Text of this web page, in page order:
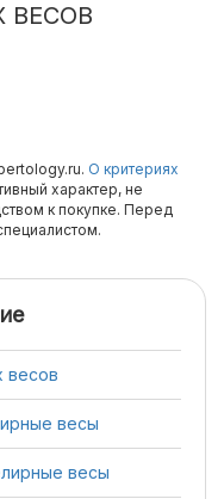
ВЕСОВ
О критериях
характер, не
к покупке. Перед
весов
весы
весы